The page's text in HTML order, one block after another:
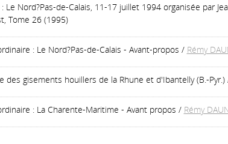
Nord?Pas-de-Calais, 11-17 juillet 1994 organisée par
Tome 26 (1995)
: Le Nord?Pas-de-Calais - Avant-propos / Rémy
des gisements houillers de la Rhune et d'Ibantelly (B.-Pyr.)
: La Charente-Maritime - Avant propos / Rémy